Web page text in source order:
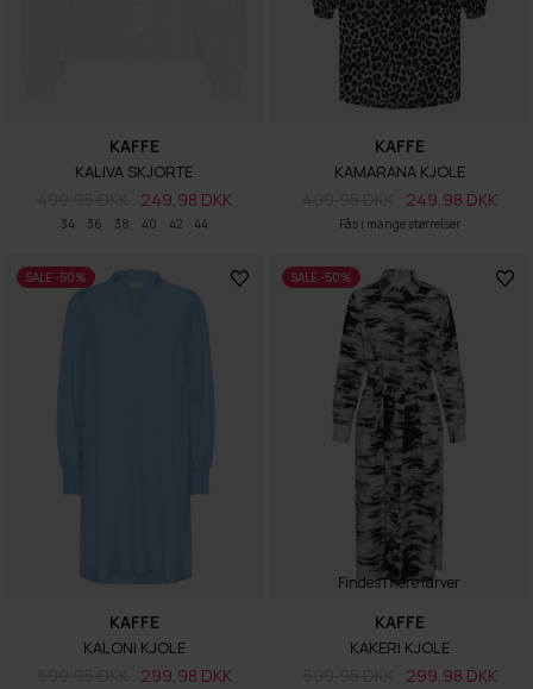
34 36 38 40 42 44
KAFFE
KALIVA SKJORTE
249,98 DKK
Fås i mange størrelser
KAFFE
KAMARANA KJOLE
249,98 DKK
SALE -50%
KAFFE
KALONI KJOLE
299,98 DKK
SALE -50%
Findes i flere farver
KAFFE
KAKERI KJOLE
299,98 DKK